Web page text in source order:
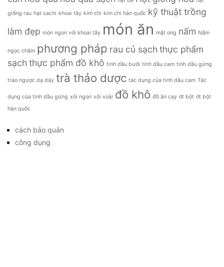
giống rau hạt sachi khoai tây kim chi kim chi hàn quốc kỹ thuật trồng
làm đẹp món ngon với khoai tây món ăn mật ong nấm Nấm
ngọc châm phương pháp rau củ sạch thực phẩm
sạch thực phẩm đồ khô tinh dầu bưởi tinh dầu cam tinh dầu gừng
trào ngược dạ dày trà thảo dược tác dụng của tinh dầu cam Tác
dụng của tinh dầu gừng xôi ngon xôi xoài đồ khô đồ ăn cay ớt bột ớt bột
hàn quốc
cách bảo quản
công dụng